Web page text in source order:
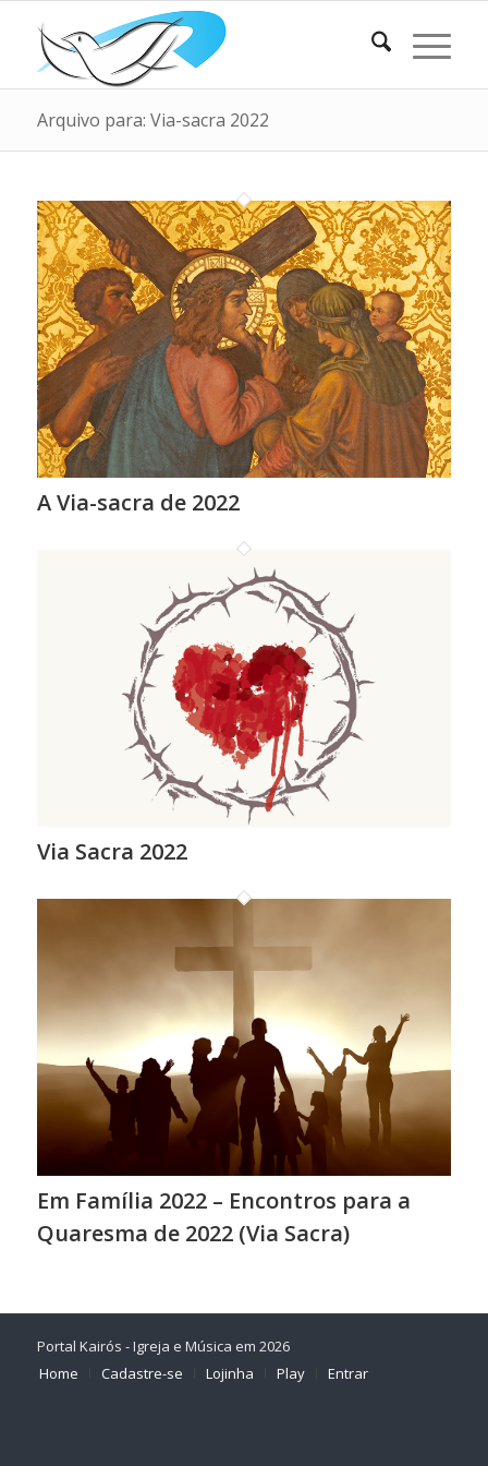
Arquivo para: Via-sacra 2022
A Via-sacra de 2022
Via Sacra 2022
Em Família 2022 – Encontros para a
Quaresma de 2022 (Via Sacra)
Portal Kairós - Igreja e Música em 2026
Home
Cadastre-se Lojinha Play Entrar